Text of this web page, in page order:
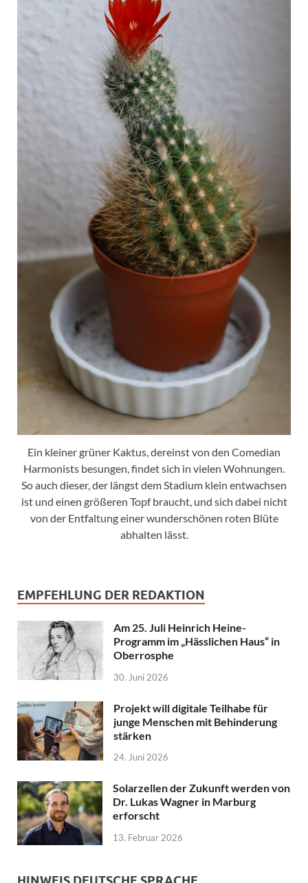
Ein kleiner grüner Kaktus, dereinst von den Comedian
Harmonists besungen, findet sich in vielen Wohnungen.
So auch dieser, der längst dem Stadium klein entwachsen
ist und einen größeren Topf braucht, und sich dabei nicht
von der Entfaltung einer wunderschönen roten Blüte
abhalten lässt.
EMPFEHLUNG DER REDAKTION
Am 25. Juli Heinrich Heine-
Programm im „Hässlichen Haus“ in
Oberrosphe
30. Juni 2026
Projekt will digitale Teilhabe für
junge Menschen mit Behinderung
stärken
24. Juni 2026
Solarzellen der Zukunft werden von
Dr. Lukas Wagner in Marburg
erforscht
13. Februar 2026